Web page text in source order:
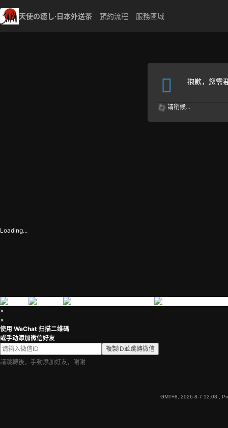
天使の癒し·日本外送茶 預約流程 服務區域
抱歉，您需
請稍候...
Loading...
×
×
使用 WeChat 扫描二维碼
或手动添加微信好友
複製ID並跳轉微信
請跳轉後，手動添加好友，謝謝
GMT+8, 2026-8-7 12:08 ,